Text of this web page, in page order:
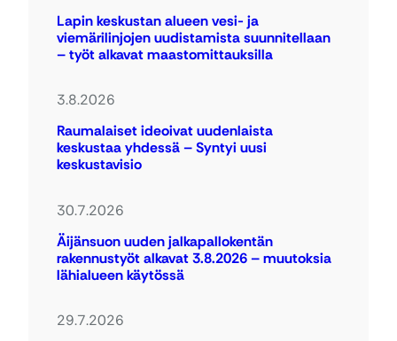
Lapin keskustan alueen vesi- ja
viemärilinjojen uudistamista suunnitellaan
– työt alkavat maastomittauksilla
3.8.2026
Raumalaiset ideoivat uudenlaista
keskustaa yhdessä – Syntyi uusi
keskustavisio
30.7.2026
Äijänsuon uuden jalkapallokentän
rakennustyöt alkavat 3.8.2026 – muutoksia
lähialueen käytössä
29.7.2026